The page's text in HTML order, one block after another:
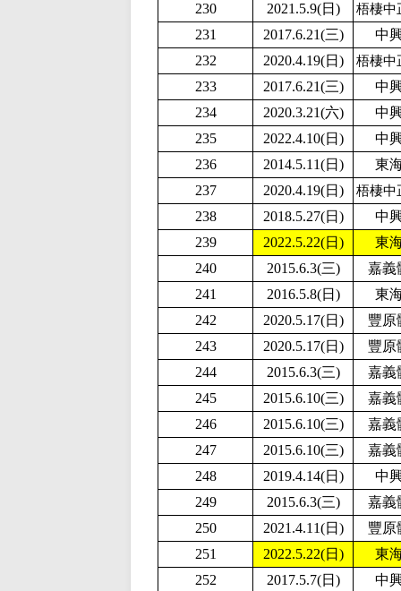
230
2021.5.9(日) 梧棲中
231 2017.6.21(三)
中
232
2020.4.19(日) 梧棲中
233 2017.6.21(三)
中
234
2020.3.21(六)
中
235
2022.4.10(日)
中
236
2014.5.11(日)
東
237
2020.4.19(日) 梧棲中
238 2018.5.27(日)
中
239
2022.5.22(日)
東
240
2015.6.3(三)
嘉義
241
2016.5.8(日)
東
242
2020.5.17(日)
豐原
243
2020.5.17(日)
豐原
244
2015.6.3(三)
嘉義
245
2015.6.10(三)
嘉義
246
2015.6.10(三)
嘉義
247
2015.6.10(三)
嘉義
248
2019.4.14(日)
中
249
2015.6.3(三)
嘉義
250
2021.4.11(日)
豐原
251
2022.5.22(日)
東
252
2017.5.7(日)
中